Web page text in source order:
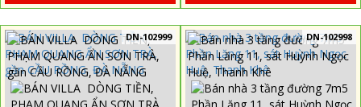
DN-102999 DN-102998